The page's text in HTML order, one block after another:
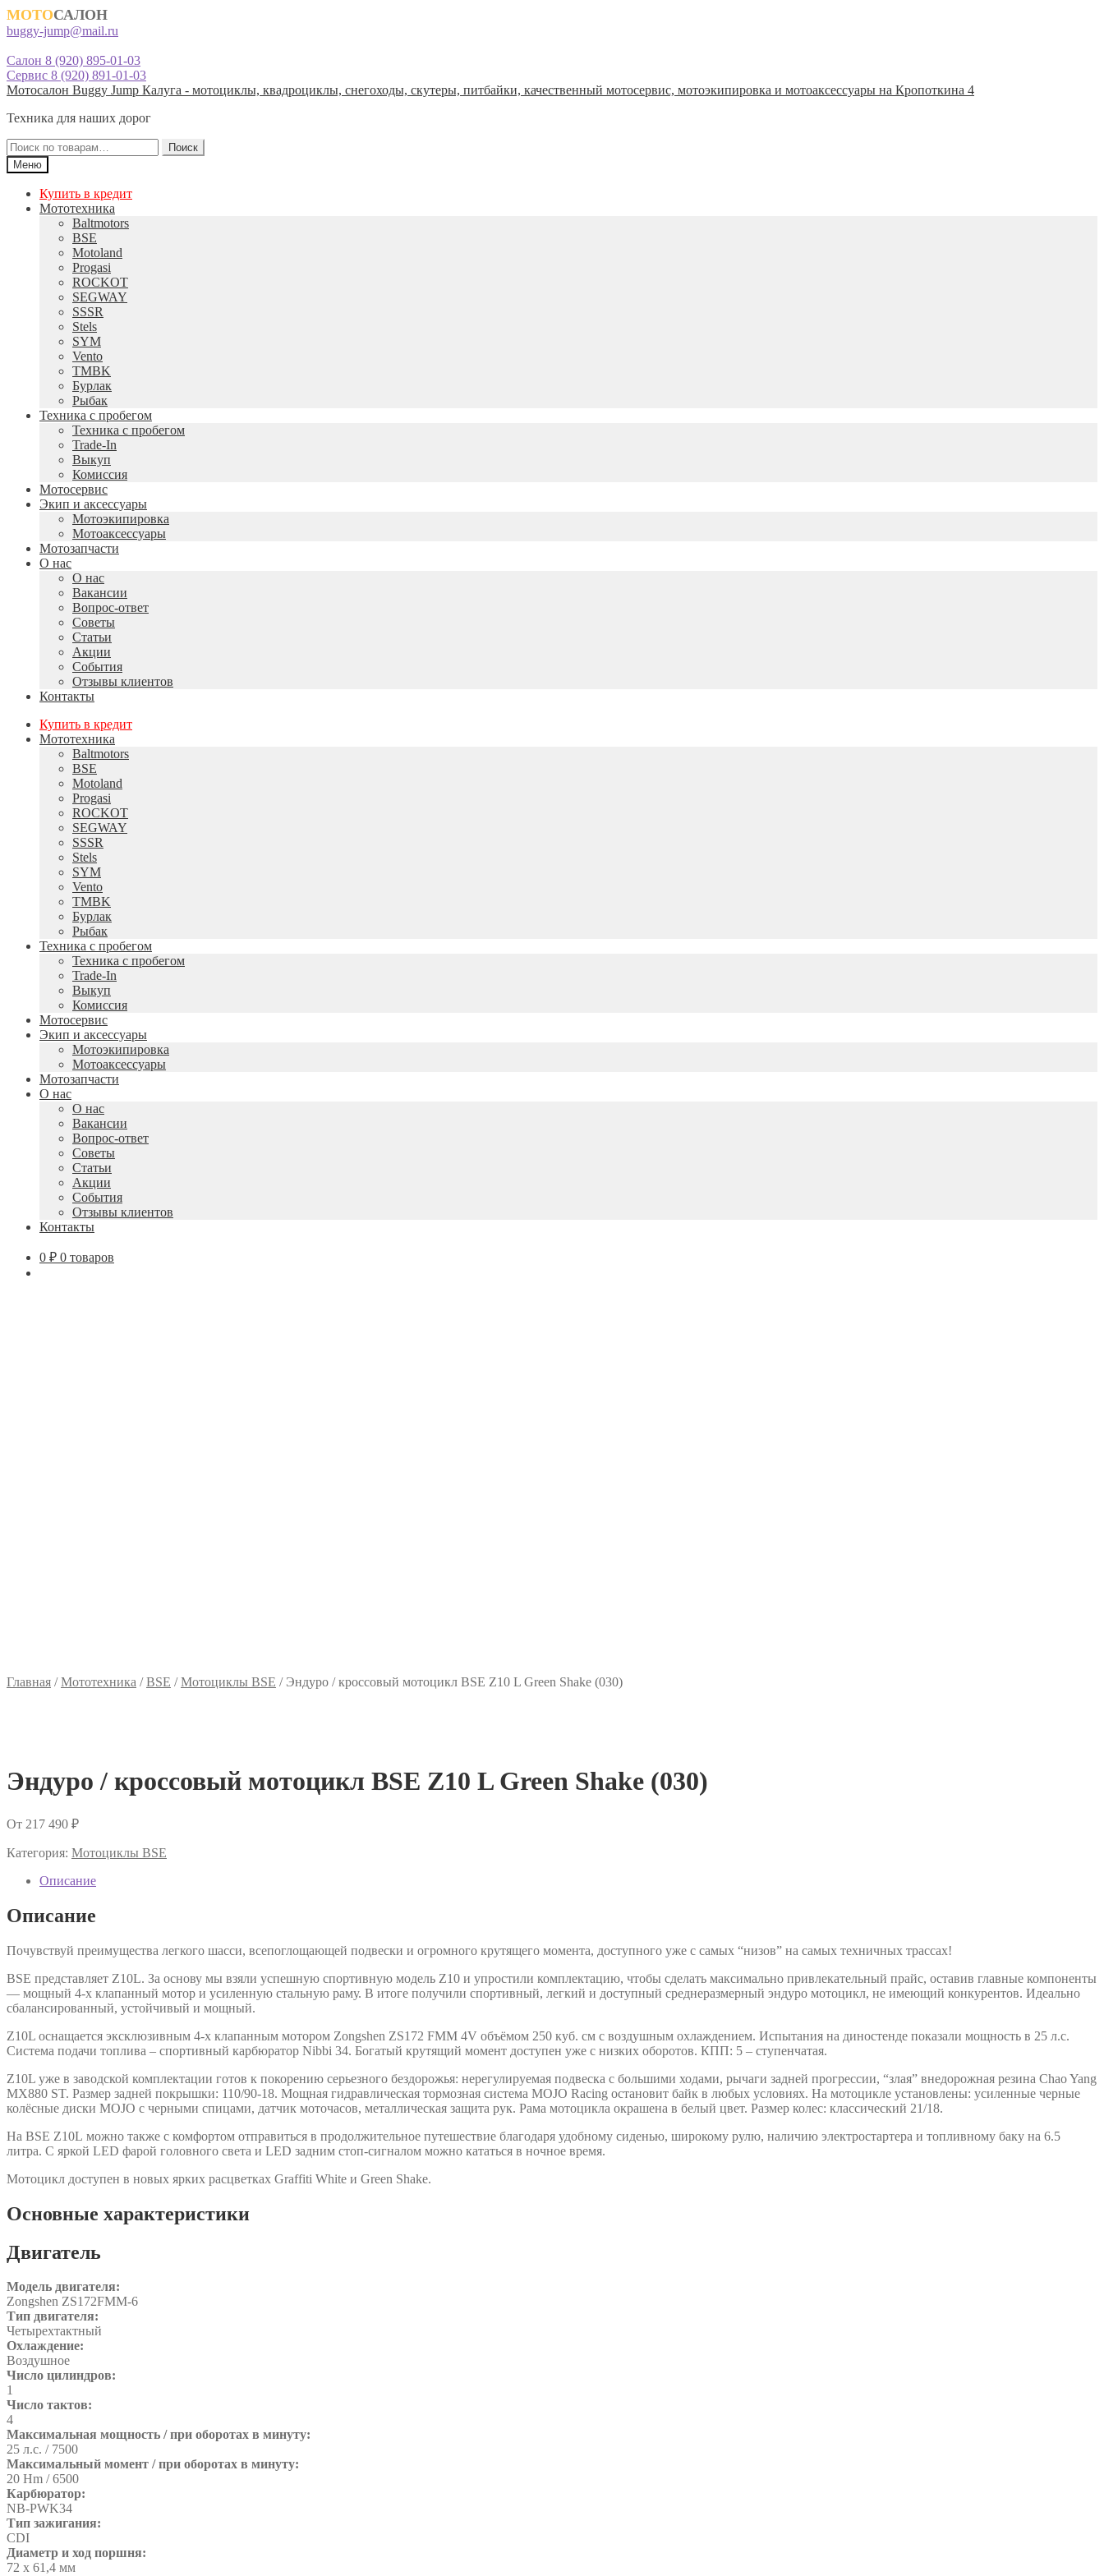
МОТОСАЛОН
buggy-jump@mail.ru
Салон 8 (920) 895-01-03
Сервис 8 (920) 891-01-03
Перейти
навигации
Перейти
содержимому
Мотосалон Buggy Jump Калуга - мотоциклы, квадроциклы, снегоходы, скутеры, питбайки, качественный мотосервис, мотоэкипировка и мотоаксессуары на Кропоткина 4
Техника для наших дорог
Искать:
Поиск
Меню
Купить в кредит
Мототехника
Baltmotors
BSE
Motoland
Progasi
ROCKOT
SEGWAY
SSSR
Stels
SYM
Vento
TMBK
Бурлак
Рыбак
Техника с пробегом
Техника с пробегом
Trade-In
Выкуп
Комиссия
Мотосервис
Экип и аксессуары
Мотоэкипировка
Мотоаксессуары
Мотозапчасти
О нас
О нас
Вакансии
Вопрос-ответ
Советы
Статьи
Акции
События
Отзывы клиентов
Контакты
Купить в кредит
Мототехника
Baltmotors
BSE
Motoland
Progasi
ROCKOT
SEGWAY
SSSR
Stels
SYM
Vento
TMBK
Бурлак
Рыбак
Техника с пробегом
Техника с пробегом
Trade-In
Выкуп
Комиссия
Мотосервис
Экип и аксессуары
Мотоэкипировка
Мотоаксессуары
Мотозапчасти
О нас
О нас
Вакансии
Вопрос-ответ
Советы
Статьи
Акции
События
Отзывы клиентов
Контакты
0 ₽ 0 товаров
Главная /Мототехника /BSE /Мотоциклы BSE / Эндуро / кроссовый мотоцикл BSE Z10 L Green Shake (030)
Эндуро / кроссовый мотоцикл BSE Z10 L Green Shake (030)
От 217 490 ₽
Категория: Мотоциклы BSE
Описание
Описание
Почувствуй преимущества легкого шасси, всепоглощающей подвески и огромного крутящего момента, доступного уже с самых “низов” на самых техничных трассах!
BSE представляет Z10L. За основу мы взяли успешную спортивную модель Z10 и упростили комплектацию, чтобы сделать максимально привлекательный прайс, оставив главные компоненты
— мощный 4-х клапанный мотор и усиленную стальную раму. В итоге получили спортивный, легкий и доступный среднеразмерный эндуро мотоцикл, не имеющий конкурентов. Идеально
сбалансированный, устойчивый и мощный.
Z10L оснащается эксклюзивным 4-х клапанным мотором Zongshen ZS172 FMM 4V объёмом 250 куб. см с воздушным охлаждением. Испытания на диностенде показали мощность в 25 л.с.
Система подачи топлива – спортивный карбюратор Nibbi 34. Богатый крутящий момент доступен уже с низких оборотов. КПП: 5 – ступенчатая.
Z10L уже в заводской комплектации готов к покорению серьезного бездорожья: нерегулируемая подвеска с большими ходами, рычаги задней прогрессии, “злая” внедорожная резина Chao Yang
MX880 ST. Размер задней покрышки: 110/90-18. Мощная гидравлическая тормозная система MOJO Racing остановит байк в любых условиях. На мотоцикле установлены: усиленные черные
колёсные диски MOJO с черными спицами, датчик моточасов, металлическая защита рук. Рама мотоцикла окрашена в белый цвет. Размер колес: классический 21/18.
На BSE Z10L можно также с комфортом отправиться в продолжительное путешествие благодаря удобному сиденью, широкому рулю, наличию электростартера и топливному баку на 6.5
литра. C яркой LED фарой головного света и LED задним стоп-сигналом можно кататься в ночное время.
Мотоцикл доступен в новых ярких расцветках Graffiti White и Green Shake.
Основные характеристики
Двигатель
Модель двигателя:
Zongshen ZS172FMM-6
Тип двигателя:
Четырехтактный
Охлаждение:
Воздушное
Число цилиндров:
1
Число тактов:
4
Максимальная мощность / при оборотах в минуту:
25 л.с. / 7500
Максимальный момент / при оборотах в минуту:
20 Hm / 6500
Карбюратор:
NB-PWK34
Тип зажигания:
CDI
Диаметр и ход поршня:
72 х 61,4 мм